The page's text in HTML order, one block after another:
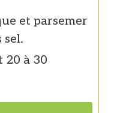
et parsemer
sel.
20 à 30